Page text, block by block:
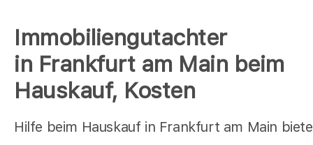
Immobiliengutachter
in Frankfurt am Main beim
Hauskauf, Kosten
Hilfe beim Hauskauf in Frankfurt am Main